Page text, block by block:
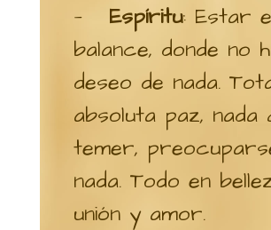
— Espíritu: Estar
balance, donde no
deseo de nada.
absoluta paz, nada
temer,
nada. Todo en
unión y amor.